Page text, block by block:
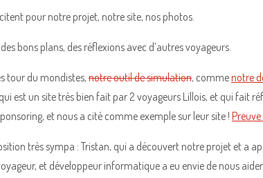
pour notre projet, notre site, nos photos.
bons plans, des réflexions avec d’autres voyageurs.
tour du mondistes, notre outil de simulation, commenotre
qui est un site très bien fait par 2 voyageurs Lillois, et qui fait
et nous a cité comme exemple sur leur site ! Preuve
très sympa : Tristan, qui a découvert notre projet et a
et développeur informatique a eu envie de nous